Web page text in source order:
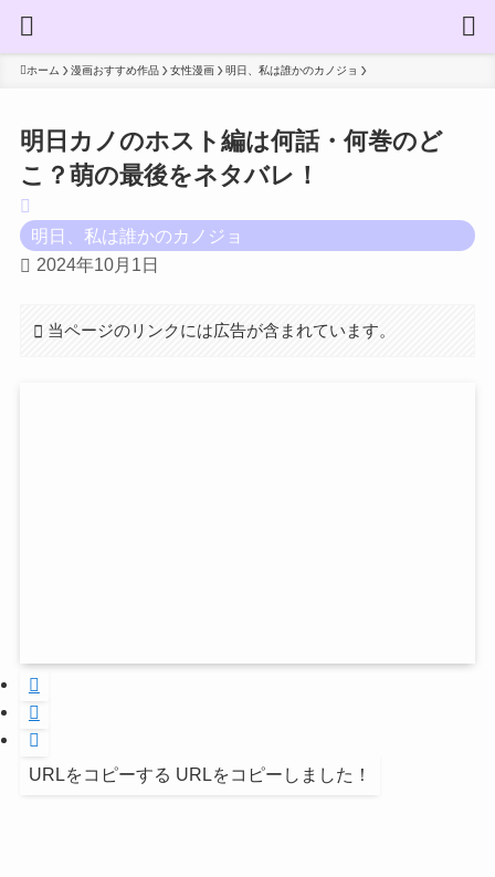
ホーム 漫画おすすめ作品 女性漫画 明日、私は誰かのカノジョ
明日カノのホスト編は何話・何巻のど
こ？萌の最後をネタバレ！
明日、私は誰かのカノジョ
2024年10月1日
当ページのリンクには広告が含まれています。
URLをコピーする URLをコピーしました！